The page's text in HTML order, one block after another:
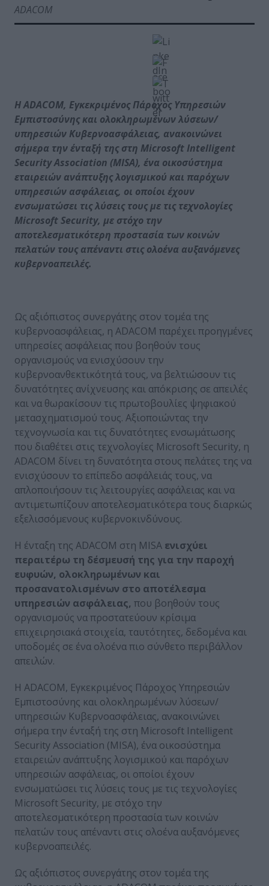
ADACOM
Η ADACOM, Εγκεκριμένος Πάροχος Υπηρεσιών
Εμπιστοσύνης και ολοκληρωμένων λύσεων/
υπηρεσιών Κυβερνοασφάλειας, ανακοινώνει
σήμερα την ένταξή της στη Microsoft Intelligent
Security Association (MISA), ένα οικοσύστημα
εταιρειών ανάπτυξης λογισμικού και παρόχων
υπηρεσιών ασφάλειας, οι οποίοι έχουν
ενσωματώσει τις λύσεις τους με τις τεχνολογίες
Microsoft Security, με στόχο την
αποτελεσματικότερη προστασία των κοινών
πελατών τους απέναντι στις ολοένα αυξανόμενες
κυβερνοαπειλές.
Ως αξιόπιστος συνεργάτης στον τομέα της
κυβερνοασφάλειας, η ADACOM παρέχει προηγμένες
υπηρεσίες ασφάλειας που βοηθούν τους
οργανισμούς να ενισχύσουν την
κυβερνοανθεκτικότητά τους, να βελτιώσουν τις
δυνατότητες ανίχνευσης και απόκρισης σε απειλές
και να θωρακίσουν τις πρωτοβουλίες ψηφιακού
μετασχηματισμού τους. Αξιοποιώντας την
τεχνογνωσία και τις δυνατότητες ενσωμάτωσης
που διαθέτει στις τεχνολογίες Microsoft Security, η
ADACOM δίνει τη δυνατότητα στους πελάτες της να
ενισχύσουν το επίπεδο ασφάλειάς τους, να
απλοποιήσουν τις λειτουργίες ασφάλειας και να
αντιμετωπίζουν αποτελεσματικότερα τους διαρκώς
εξελισσόμενους κυβερνοκινδύνους.
Η ένταξη της ADACOM στη MISA ενισχύει
περαιτέρω τη δέσμευσή της για την παροχή
ευφυών, ολοκληρωμένων και
προσανατολισμένων στο αποτέλεσμα
υπηρεσιών ασφάλειας, που βοηθούν τους
οργανισμούς να προστατεύουν κρίσιμα
επιχειρησιακά στοιχεία, ταυτότητες, δεδομένα και
υποδομές σε ένα ολοένα πιο σύνθετο περιβάλλον
απειλών.
Η ADACOM, Εγκεκριμένος Πάροχος Υπηρεσιών
Εμπιστοσύνης και ολοκληρωμένων λύσεων/
υπηρεσιών Κυβερνοασφάλειας, ανακοινώνει
σήμερα την ένταξή της στη Microsoft Intelligent
Security Association (MISA), ένα οικοσύστημα
εταιρειών ανάπτυξης λογισμικού και παρόχων
υπηρεσιών ασφάλειας, οι οποίοι έχουν
ενσωματώσει τις λύσεις τους με τις τεχνολογίες
Microsoft Security, με στόχο την
αποτελεσματικότερη προστασία των κοινών
πελατών τους απέναντι στις ολοένα αυξανόμενες
κυβερνοαπειλές.
Ως αξιόπιστος συνεργάτης στον τομέα της